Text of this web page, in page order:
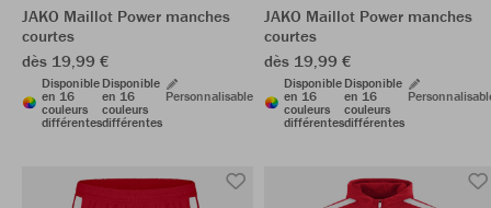
JAKO Maillot Power manches
courtes
dès 19,99 €
Disponible
en 16
couleurs
différentes
Disponible
en 16
couleurs
différentes
Personnalisable
JAKO Maillot Power manches
courtes
dès 19,99 €
Disponible
en 16
couleurs
différentes
Disponible
en 16
couleurs
différentes